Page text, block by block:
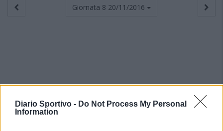
Diario Sportivo - Do Not Process My Personal
Information
Giornata 8 20/11/2016